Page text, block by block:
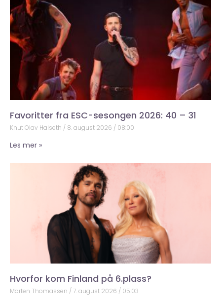
Favoritter fra ESC-sesongen 2026: 40 – 31
Knut Olav Halseth 8. august 2026 08:00
Les mer »
Hvorfor kom Finland på 6.plass?
Morten Thomassen 7. august 2026 05:03